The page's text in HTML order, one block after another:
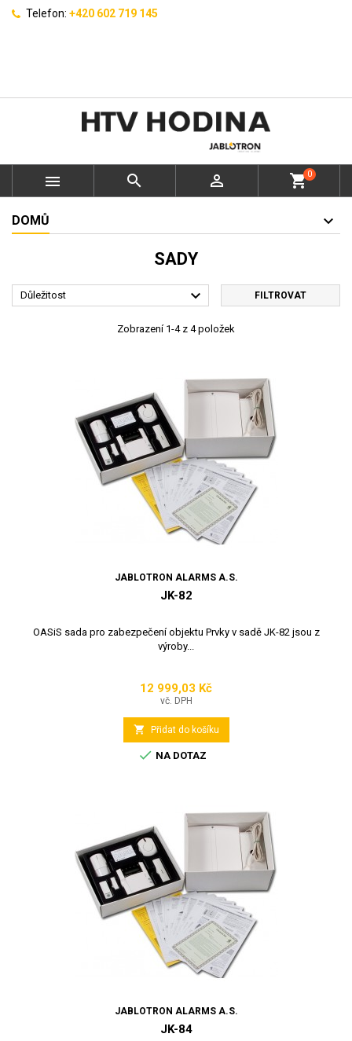
Telefon: +420 602 719 145
   shopping_cart0
DOMŮ
SADY
Důležitost  FILTROVAT
Zobrazení 1-4 z 4 položek
JABLOTRON ALARMS A.S.
JK-82
OASiS sada pro zabezpečení objektu Prvky v sadě JK-82 jsou z
výroby...
Cena
12 999,03 Kč
vč. DPH
 Přidat do košíku
 NA DOTAZ
JABLOTRON ALARMS A.S.
JK-84